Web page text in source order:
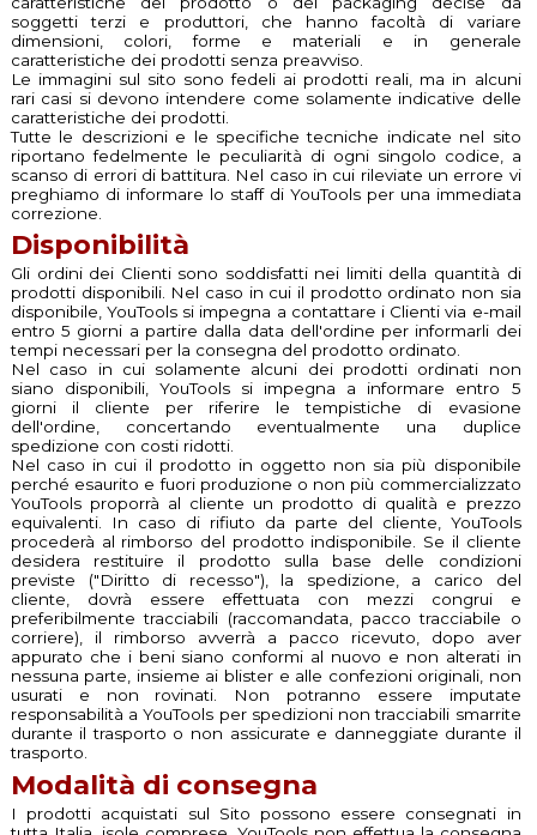
soggetti terzi e produttori, che hanno facoltà di variare
dimensioni, colori, forme e materiali e in generale
caratteristiche dei prodotti senza preavviso.
Le immagini sul sito sono fedeli ai prodotti reali, ma in alcuni
rari casi si devono intendere come solamente indicative delle
caratteristiche dei prodotti.
Tutte le descrizioni e le specifiche tecniche indicate nel sito
riportano fedelmente le peculiarità di ogni singolo codice, a
scanso di errori di battitura. Nel caso in cui rileviate un errore vi
preghiamo di informare lo staff di YouTools per una immediata
correzione.
Disponibilità
Gli ordini dei Clienti sono soddisfatti nei limiti della quantità di
prodotti disponibili. Nel caso in cui il prodotto ordinato non sia
disponibile, YouTools si impegna a contattare i Clienti via e-mail
entro 5 giorni a partire dalla data dell'ordine per informarli dei
tempi necessari per la consegna del prodotto ordinato.
Nel caso in cui solamente alcuni dei prodotti ordinati non
siano disponibili, YouTools si impegna a informare entro 5
giorni il cliente per riferire le tempistiche di evasione
dell'ordine, concertando eventualmente una duplice
spedizione con costi ridotti.
Nel caso in cui il prodotto in oggetto non sia più disponibile
perché esaurito e fuori produzione o non più commercializzato
YouTools proporrà al cliente un prodotto di qualità e prezzo
equivalenti. In caso di rifiuto da parte del cliente, YouTools
procederà al rimborso del prodotto indisponibile. Se il cliente
desidera restituire il prodotto sulla base delle condizioni
previste ("Diritto di recesso"), la spedizione, a carico del
cliente, dovrà essere effettuata con mezzi congrui e
preferibilmente tracciabili (raccomandata, pacco tracciabile o
corriere), il rimborso avverrà a pacco ricevuto, dopo aver
appurato che i beni siano conformi al nuovo e non alterati in
nessuna parte, insieme ai blister e alle confezioni originali, non
usurati e non rovinati. Non potranno essere imputate
responsabilità a YouTools per spedizioni non tracciabili smarrite
durante il trasporto o non assicurate e danneggiate durante il
trasporto.
Modalità di consegna
I prodotti acquistati sul Sito possono essere consegnati in